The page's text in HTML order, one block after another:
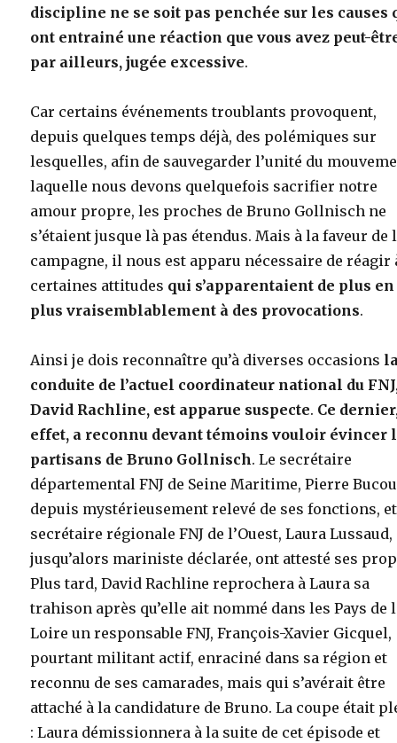
discipline ne se soit pas penchée sur les causes
ont entrainé une réaction que vous avez peut-
par ailleurs, jugée excessive.
Car certains événements troublants provoquent,
depuis quelques temps déjà, des polémiques sur
lesquelles, afin de sauvegarder l’unité du
laquelle nous devons quelquefois sacrifier notre
amour propre, les proches de Bruno Gollnisch ne
s’étaient jusque là pas étendus. Mais à la faveur de
campagne, il nous est apparu nécessaire de réagir
certaines attitudes qui s’apparentaient de plus en
plus vraisemblablement à des provocations.
Ainsi je dois reconnaître qu’à diverses occasions
conduite de l’actuel coordinateur national du
David Rachline, est apparue suspecte. Ce
effet, a reconnu devant témoins vouloir évincer
partisans de Bruno Gollnisch. Le secrétaire
départemental FNJ de Seine Maritime, Pierre
depuis mystérieusement relevé de ses fonctions,
secrétaire régionale FNJ de l’Ouest, Laura Lussaud,
jusqu’alors mariniste déclarée, ont attesté ses
Plus tard, David Rachline reprochera à Laura sa
trahison après qu’elle ait nommé dans les Pays de
Loire un responsable FNJ, François-Xavier Gicquel,
pourtant militant actif, enraciné dans sa région et
reconnu de ses camarades, mais qui s’avérait être
attaché à la candidature de Bruno. La coupe était
: Laura démissionnera à la suite de cet épisode et